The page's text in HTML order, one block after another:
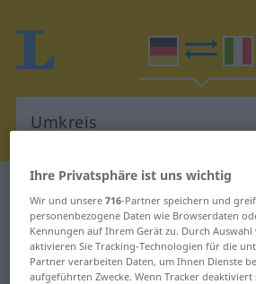
Deutsch-Italienisch
für "Umkreis"
Ihre Privatsphäre ist uns wichtig
Wir und unsere716-Partner speichern und
personenbezogene Daten wie Browserdaten
Kennungen auf Ihrem Gerät zu. Durch Auswahl
aktivieren Sie Tracking-Technologien für die
Partner verarbeiten Daten, um Ihnen Dienste
aufgeführten Zwecke. Wenn Tracker deaktiviert